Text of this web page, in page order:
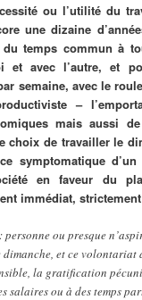
ou l’utilité du
une dizaine
temps commun à
et avec l’autre, et
semaine, avec le
–
mais aussi
choix de travailler le
symptomatique d’un
en faveur du
immédiat,
ou presque
et ce volontariat
la gratification
salaires ou à des temps